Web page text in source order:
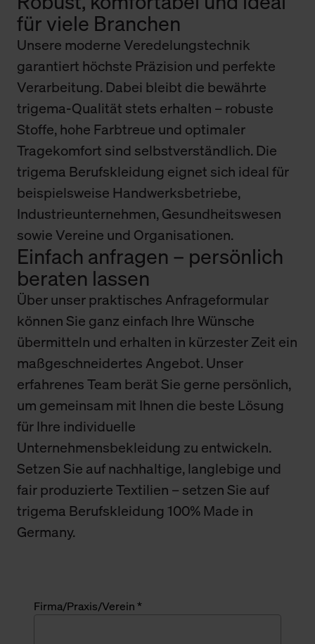
für viele Branchen
Unsere moderne Veredelungstechnik
garantiert höchste Präzision und perfekte
Verarbeitung. Dabei bleibt die bewährte
trigema-Qualität stets erhalten – robuste
Stoffe, hohe Farbtreue und optimaler
Tragekomfort sind selbstverständlich. Die
trigema Berufskleidung eignet sich ideal für
beispielsweise Handwerksbetriebe,
Industrieunternehmen, Gesundheitswesen
sowie Vereine und Organisationen.
Einfach anfragen – persönlich
beraten lassen
Über unser praktisches Anfrageformular
können Sie ganz einfach Ihre Wünsche
übermitteln und erhalten in kürzester Zeit ein
maßgeschneidertes Angebot. Unser
erfahrenes Team berät Sie gerne persönlich,
um gemeinsam mit Ihnen die beste Lösung
für Ihre individuelle
Unternehmensbekleidung zu entwickeln.
Setzen Sie auf nachhaltige, langlebige und
fair produzierte Textilien – setzen Sie auf
trigema Berufskleidung 100% Made in
Germany.
Firma/Praxis/Verein *